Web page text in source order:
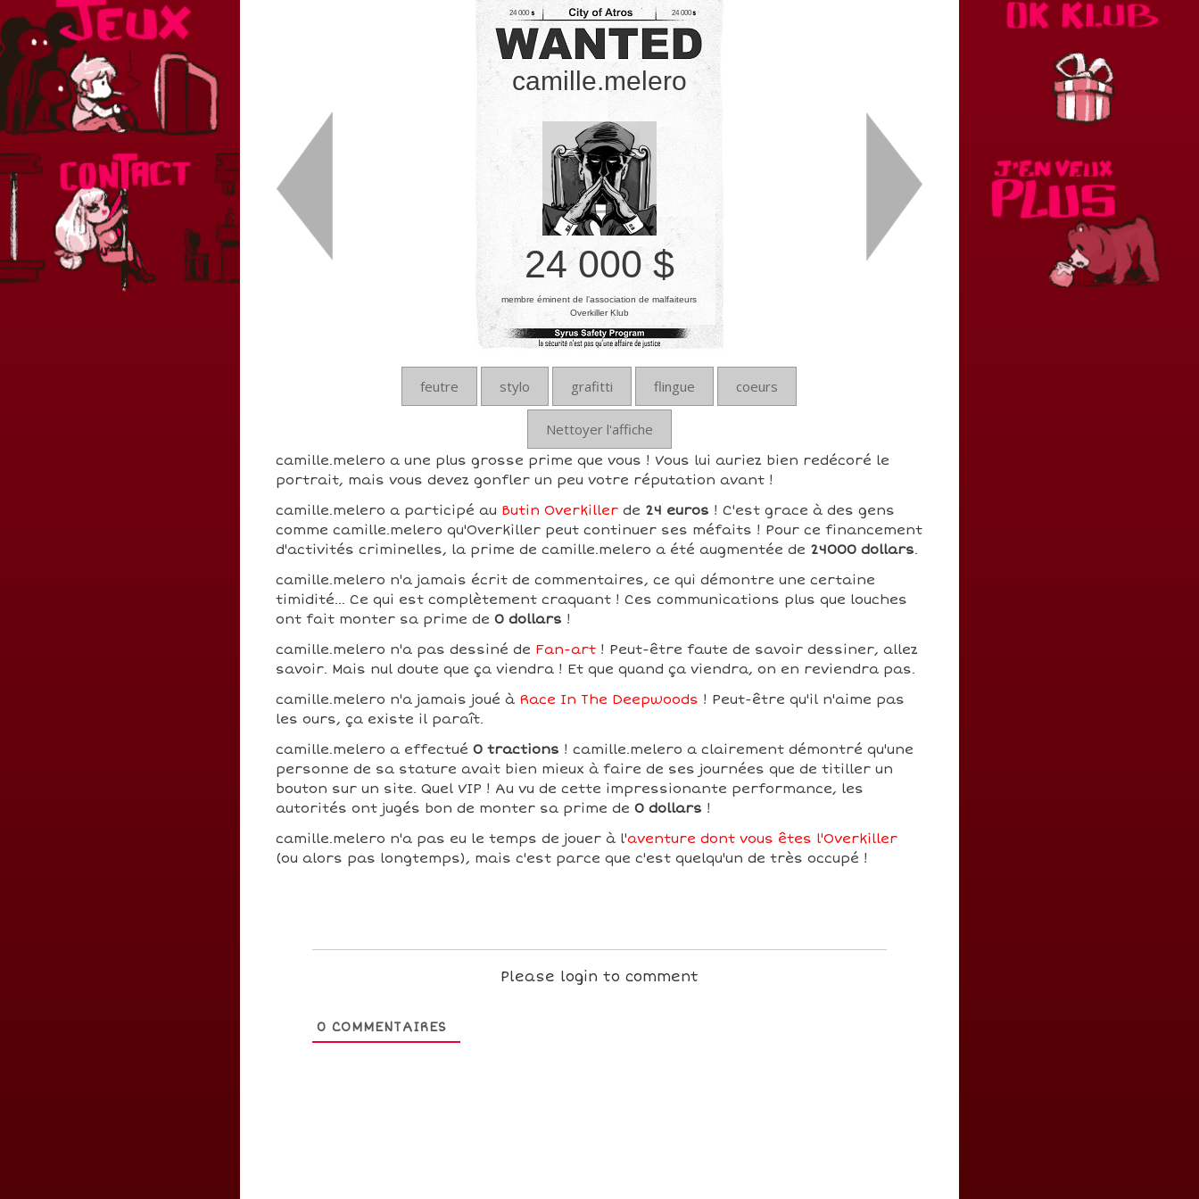
24 000
camille.melero
24 000
24 000 $
membre éminent de l’association de malfaiteurs
Overkiller Klub
feutre stylo grafitti flingue coeurs
Nettoyer l'affiche
camille.melero a une plus grosse prime que vous ! Vous lui auriez bien redécoré le
portrait, mais vous devez gonfler un peu votre réputation avant !
camille.melero a participé au Butin Overkillerde 24 euros ! C'est grace à des gens
comme camille.melero qu'Overkiller peut continuer ses méfaits ! Pour ce financement
d'activités criminelles, la prime de camille.melero a été augmentée de 24000 dollars.
camille.melero n'a jamais écrit de commentaires, ce qui démontre une certaine
timidité... Ce qui est complètement craquant ! Ces communications plus que louches
ont fait monter sa prime de 0 dollars !
camille.melero n'a pas dessiné de Fan-art! Peut-être faute de savoir dessiner, allez
savoir. Mais nul doute que ça viendra ! Et que quand ça viendra, on en reviendra pas.
camille.melero n'a jamais joué à Race In The Deepwoods ! Peut-être qu'il n'aime pas
les ours, ça existe il paraît.
camille.melero a effectué 0 tractions ! camille.melero a clairement démontré qu'une
personne de sa stature avait bien mieux à faire de ses journées que de titiller un
bouton sur un site. Quel VIP ! Au vu de cette impressionante performance, les
autorités ont jugés bon de monter sa prime de 0 dollars !
camille.melero n'a pas eu le temps de jouer à l'aventure dont vous êtes l'Overkiller
(ou alors pas longtemps), mais c'est parce que c'est quelqu'un de très occupé !
Please login to comment
0 COMMENTAIRES